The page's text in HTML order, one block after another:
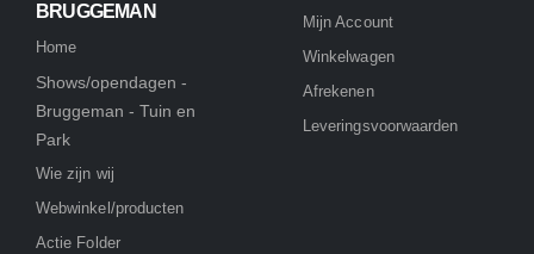
BRUGGEMAN
Home
Shows/opendagen -
Bruggeman - Tuin en
Park
Wie zijn wij
Webwinkel/producten
Actie Folder
Mijn Account
Winkelwagen
Afrekenen
Leveringsvoorwaarden